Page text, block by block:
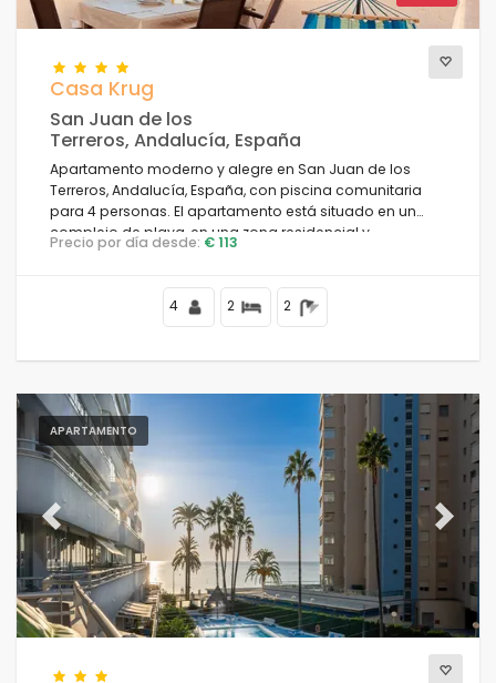
Casa Krug
San Juan de los
Terreros, Andalucía, España
Apartamento moderno y alegre en San Juan de los
Terreros, Andalucía, España, con piscina comunitaria
para 4 personas. El apartamento está situado en un
complejo de playa, en una zona residencial y
montañosa junto a la playa, cerca de supermercados y
Precio por día desde: € 113
4 2 2
APARTAMENTO
Previous Next